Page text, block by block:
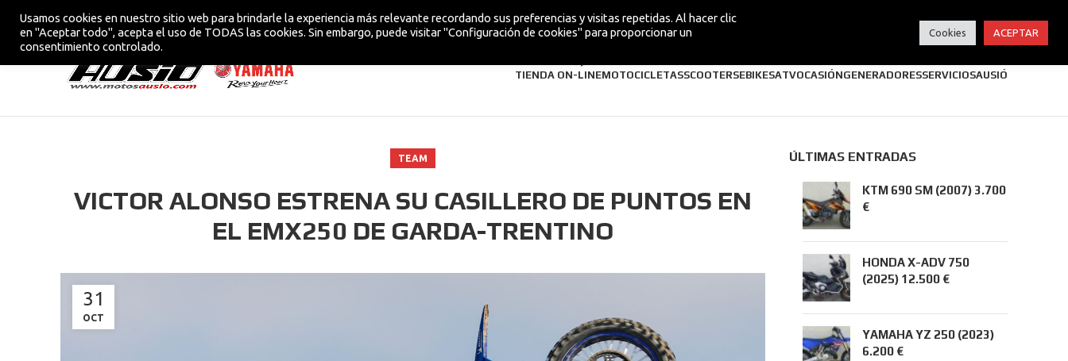
CONCESIONARIO OFICIAL YAMAHA EN VIC
TIENDA ON-LINEMOTOCICLETASSCOOTERSEBIKESATVOCASIÓNGENERADORESSERVICIOSAUSIÓ
TEAM
VICTOR ALONSO ESTRENA SU CASILLERO DE PUNTOS EN
EL EMX250 DE GARDA-TRENTINO
31
OCT
ÚLTIMAS ENTRADAS
KTM 690 SM (2007) 3.700
€
HONDA X-ADV 750
(2025) 12.500 €
YAMAHA YZ 250 (2023)
6.200 €
Usamos cookies en nuestro sitio web para brindarle la experiencia más relevante recordando sus preferencias y visitas repetidas. Al hacer clic
en "Aceptar todo", acepta el uso de TODAS las cookies. Sin embargo, puede visitar "Configuración de cookies" para proporcionar un
consentimiento controlado.
Cookies ACEPTAR